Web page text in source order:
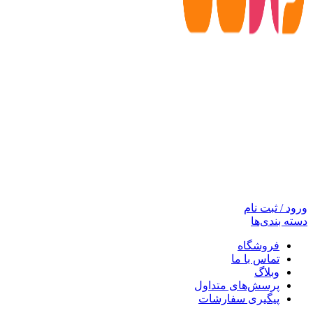
ورود / ثبت نام
دسته بندی‌ها
فروشگاه
تماس با ما
وبلاگ
پرسش‌های متداول
پیگیری سفارشات